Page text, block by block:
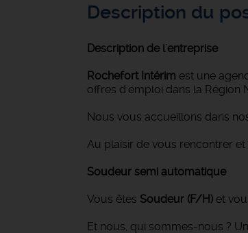
Description du
Description de l'entreprise
Rochefort Intérim est une
offres d'emploi dans la Région
Nous vous accueillons dans
Au plaisir de vous rencontrer
Soudeur semi automatique
Vous êtes Soudeur (F/H) et
Et nous, qui sommes-nous ?